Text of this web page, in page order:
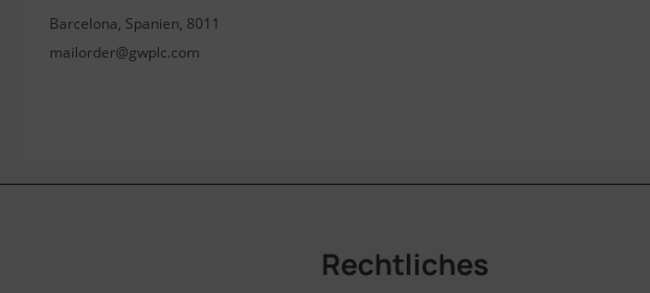
Barcelona, Spanien, 8011
mailorder@gwplc.com
Rechtliches